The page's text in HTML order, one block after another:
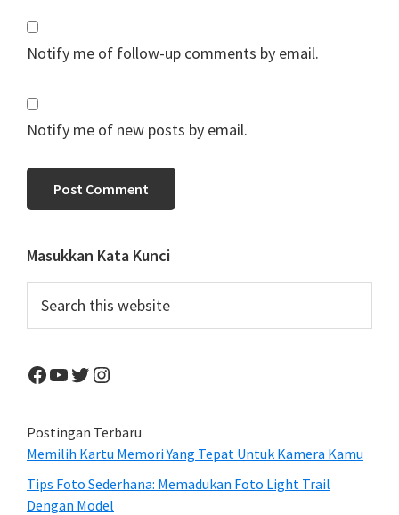
Notify me of follow-up comments by email.
Notify me of new posts by email.
Primary
Sidebar
Masukkan Kata Kunci
this
website
Facebook
YouTube
Twitter
Instagram
Postingan Terbaru
Memilih Kartu Memori Yang Tepat Untuk Kamera Kamu
Tips Foto Sederhana: Memadukan Foto Light Trail
Dengan Model